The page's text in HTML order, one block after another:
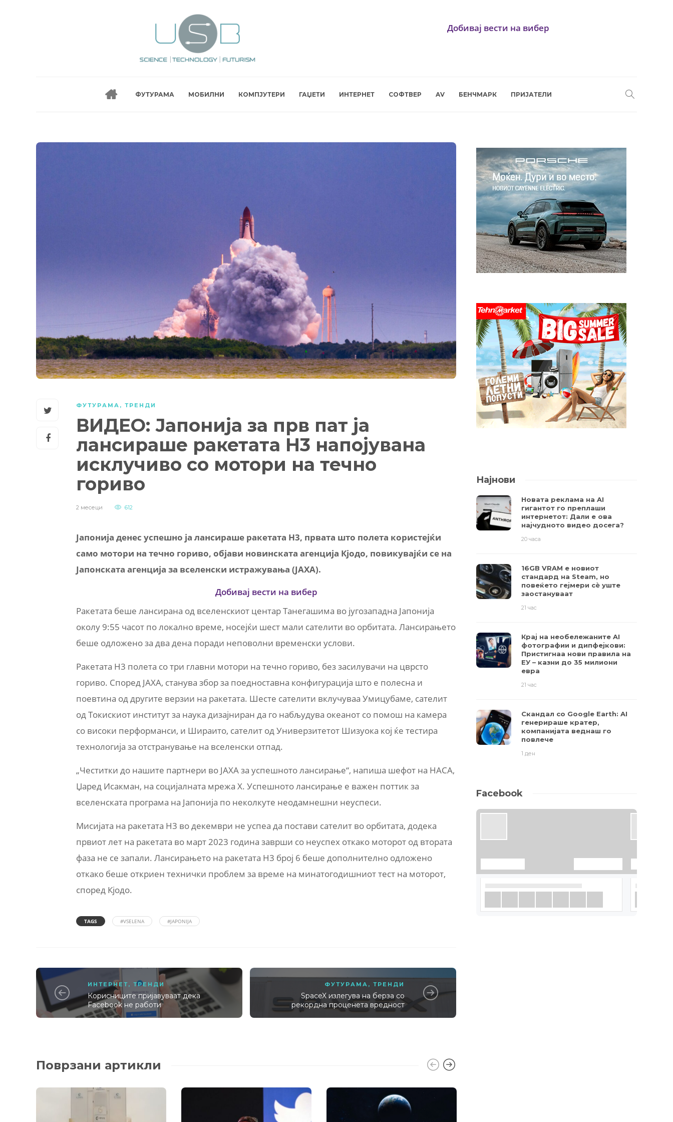
Добивај вести на вибер
ФУТУРАМА МОБИЛНИ КОМПЈУТЕРИ ГАЏЕТИ ИНТЕРНЕТ СОФТВЕР AV БЕНЧМАРК ПРИЈАТЕЛИ
ФУТУРАМА , ТРЕНДИ
ВИДЕО: Јапонија за прв пат ја
лансираше ракетата H3 напојувана
исклучиво со мотори на течно
гориво
2 месеци 612
Јапонија денес успешно ја лансираше ракетата H3, првата што полета користејќи
само мотори на течно гориво, објави новинската агенција Кјодо, повикувајќи се на
Јапонската агенција за вселенски истражувања (JAXA).
Добивај вести на вибер
Ракетата беше лансирана од вселенскиот центар Танегашима во југозападна Јапонија
околу 9:55 часот по локално време, носејќи шест мали сателити во орбитата. Лансирањето
беше одложено за два дена поради неповолни временски услови.
Ракетата H3 полета со три главни мотори на течно гориво, без засилувачи на цврсто
гориво. Според JAXA, станува збор за поедноставна конфигурација што е полесна и
поевтина од другите верзии на ракетата. Шесте сателити вклучуваа Умицубаме, сателит
од Токискиот институт за наука дизајниран да го набљудува океанот со помош на камера
со високи перформанси, и Шираито, сателит од Универзитетот Шизуока кој ќе тестира
технологија за отстранување на вселенски отпад.
„Честитки до нашите партнери во JAXA за успешното лансирање“, напиша шефот на НАСА,
Џаред Исакман, на социјалната мрежа X. Успешното лансирање е важен поттик за
вселенската програма на Јапонија по неколкуте неодамнешни неуспеси.
Мисијата на ракетата H3 во декември не успеа да постави сателит во орбитата, додека
првиот лет на ракетата во март 2023 година заврши со неуспех откако моторот од втората
фаза не се запали. Лансирањето на ракетата H3 број 6 беше дополнително одложено
откако беше откриен технички проблем за време на минатогодишниот тест на моторот,
според Кјодо.
TAGS #VSELENA #JAPONIJA
ИНТЕРНЕТ ,ТРЕНДИ
Корисниците пријавуваат дека
Facebook не работи
ФУТУРАМА ,ТРЕНДИ
SpaceX излегува на берза со
рекордна проценета вредност
Поврзани артикли
Најнови
Новата реклама на AI
гигантот го преплаши
интернетот: Дали е ова
најчудното видео досега?
20 часа
16GB VRAM е новиот
стандард на Steam, но
повеќето гејмери ​​сè уште
заостануваат
21 час
Крај на необележаните AI
фотографии и дипфејкови:
Пристигнаа нови правила на
ЕУ – казни до 35 милиони
евра
21 час
Скандал со Google Earth: AI
генерираше кратер,
компанијата веднаш го
повлече
1 ден
Facebook